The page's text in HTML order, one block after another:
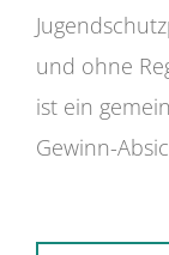
und ohne
ist ein
Gewinn-